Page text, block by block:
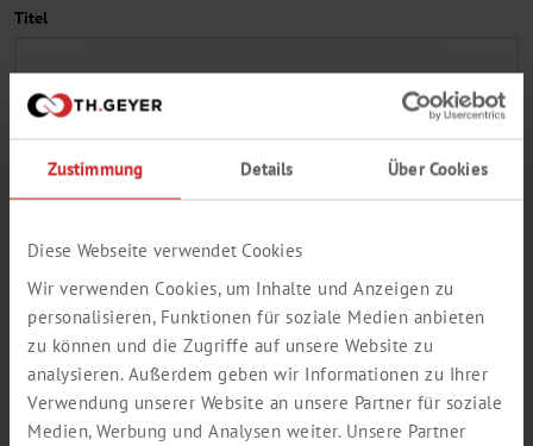
Zustimmung Details Über Cookies
Diese Webseite verwendet Cookies
Wir verwenden Cookies, um Inhalte und Anzeigen zu
personalisieren, Funktionen für soziale Medien anbieten
zu können und die Zugriffe auf unsere Website zu
analysieren. Außerdem geben wir Informationen zu Ihrer
Verwendung unserer Website an unsere Partner für soziale
Medien, Werbung und Analysen weiter. Unsere Partner
Titel
Nachname *
E-Mail (Firmen-Adresse) *